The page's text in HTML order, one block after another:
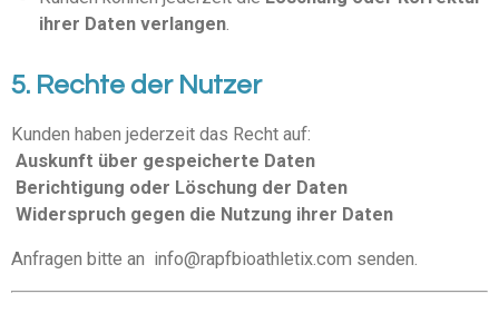
ihrer Daten verlangen.
5. Rechte der Nutzer
Kunden haben jederzeit das Recht auf:
Auskunft über gespeicherte Daten
Berichtigung oder Löschung der Daten
Widerspruch gegen die Nutzung ihrer Daten
Anfragen bitte an info@rapfbioathletix.com senden.